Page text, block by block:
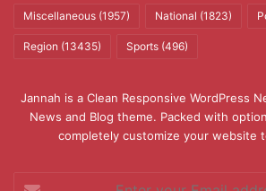
Miscellaneous (1957) National (1823)
Region (13435) Sports (496)
Jannah is a Clean Responsive WordPress
News and Blog theme. Packed with
completely customize your website